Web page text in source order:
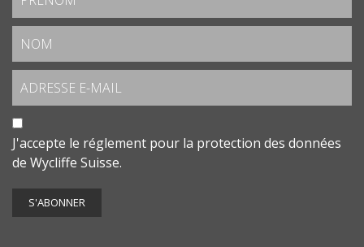
J'accepte le réglement pour la protection des données
de Wycliffe Suisse.